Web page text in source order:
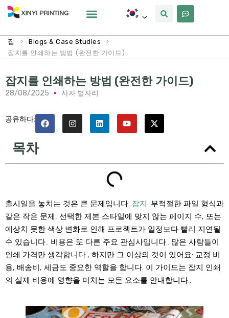
집 > Blogs & Case Studies
>
잡지를 인쇄하는 방법 (완전한 가이드)
잡지를 인쇄하는 방법 (완전한 가이드)
28/08/2025 사자 별자리
공유하다:
목차
출시일을 놓치는 것은 큰 문제입니다. 잡지 . 부적절한 파일 형식과
같은 작은 문제, 선택한 제본 스타일에 맞지 않는 페이지 수, 또는
예상치 못한 색상 변화로 인해 프로젝트가 일정보다 빨리 지연될
수 있습니다.. 비용은 또 다른 주요 관심사입니다.. 많은 사람들이
인쇄 가격만 생각합니다., 하지만 그 이상의 것이 있어요: 교정 비
용, 배송비, 세금도 중요한 역할을 합니다. 이 가이드는 잡지 인쇄
의 실제 비용에 영향을 미치는 모든 요소를 ​​안내합니다..